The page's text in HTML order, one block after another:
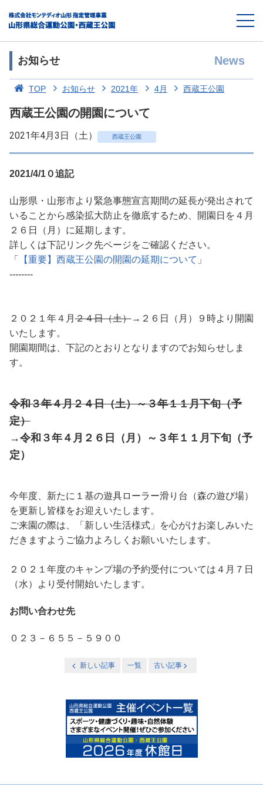
お知らせ News
TOP お知らせ 2021年 4月 西蔵王公園
西蔵王公園の開園について
2021年4月3日（土） 西蔵王公園
2021/4/1０追記
山形県・山形市より緊急事態宣言期間の延長が発出されて
いることから感染拡大防止を徹底するため、開園日を４月
２６日（月）に延期します。
詳しくは下記リンク先ページをご確認ください。
「
【重要】西蔵王公園の開園の延期について 」
--------
２０２１年４月２４日（土）→２６日（月）９時より開園
いたします。
開園期間は、下記のとおりとなりますのでお知らせしま
す。
令和３年４月２４日（土）～３年１１月下旬（予
定）
→令和３年４月２６日（月）～３年１１月下旬（予
定）
今年度、新たに１基の遊具ローラー滑り台（森の遊び場）
を更新し皆様をお迎えいたします。
ご来園の際は、「新しい生活様式」を心がけお楽しみいた
だきますようご協力よろしくお願いいたします。
２０２１年度のキャンプ場の予約受付については４月７日
（水）より受付開始いたします。
お問い合わせ先
０２３－６５５－５９００
新しい記事 一覧 古い記事